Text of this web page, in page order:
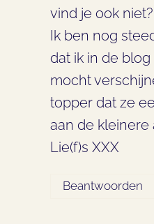
vind je ook niet?!
Ik ben nog
dat ik in de blog
mocht
topper dat ze
aan de kleinere
Lie(f)s XXX
Beantwoorden